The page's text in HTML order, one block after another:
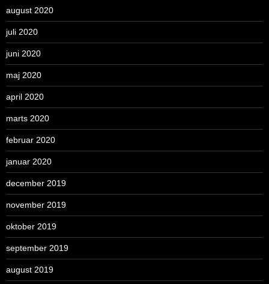
august 2020
juli 2020
juni 2020
maj 2020
april 2020
marts 2020
februar 2020
januar 2020
december 2019
november 2019
oktober 2019
september 2019
august 2019